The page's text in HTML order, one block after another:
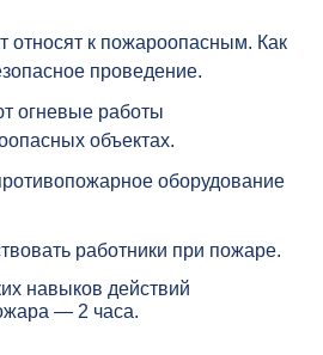
относят к пожароопасным. Как
проведение.
огневые работы
объектах.
оборудование
работники при пожаре.
навыков действий
— 2 часа.